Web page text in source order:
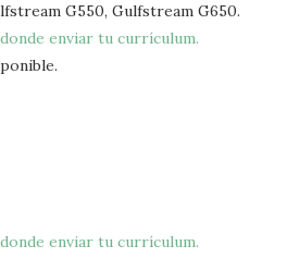
G550, Gulfstream G650.
enviar tu currículum.
enviar tu currículum.